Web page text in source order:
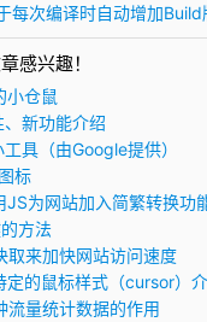
每次编译时自动增加Build
感兴趣！
小仓鼠
新功能介绍
具（由Google提供）
标
JS为网站加入简繁转换功
方法
来加快网站访问速度
定的鼠标样式（cursor）
量统计数据的作用